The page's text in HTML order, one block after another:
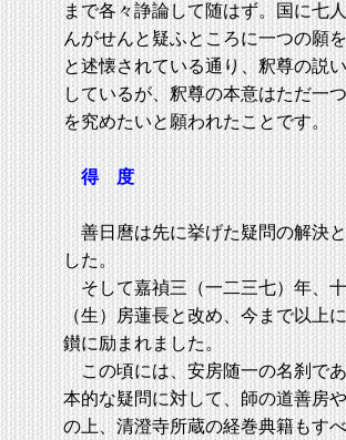
まで各々諍論して随はず。国に七
んがせんと疑ふところに一つの願
と述懐されている通り、釈尊の説
しているが、釈尊の本意はただ一
を究めたいと願われたことです。
得 度
善日麿は先に挙げた疑問の解決
した。
そして嘉禎三（一二三七）年、
（生）房蓮長と改め、今まで以上
鑚に励まれました。
この頃には、安房随一の名刹で
本的な疑問に対して、師の道善房
の上、清澄寺所蔵の経巻典籍もす